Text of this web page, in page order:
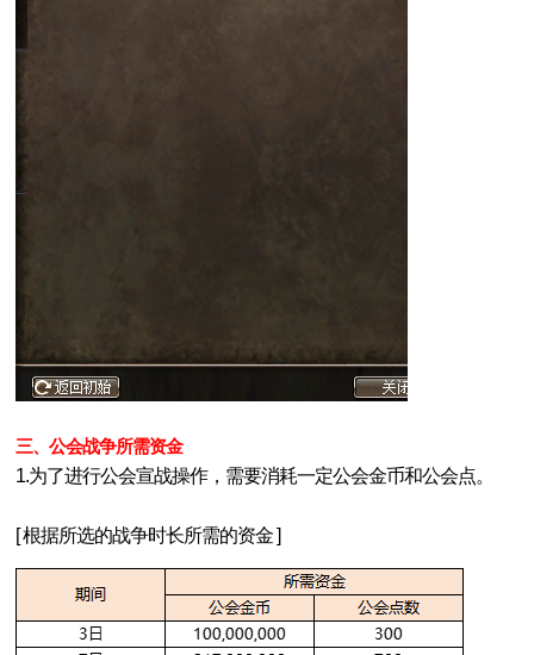
三、公会战争所需资金
1.为了进行公会宣战操作，需要消耗一定公会金币和公会点。
[ 根据所选的战争时长所需的资金 ]